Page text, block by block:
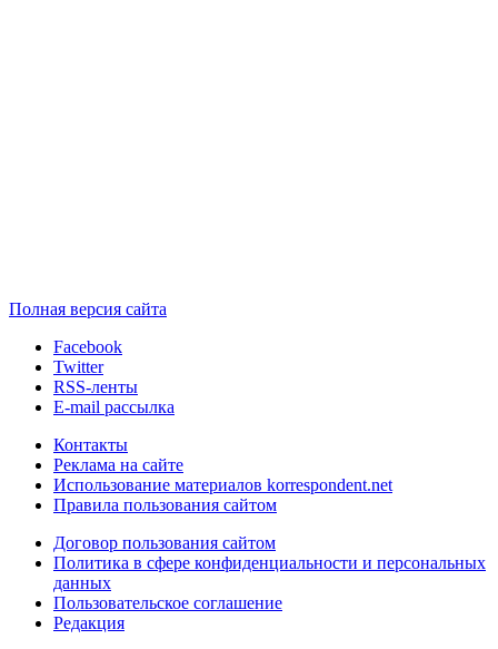
Полная версия сайта
Facebook
Twitter
RSS-ленты
E-mail рассылка
Контакты
Реклама на сайте
Использование материалов korrespondent.net
Правила пользования сайтом
Договор пользования сайтом
Политика в сфере конфиденциальности и персональных
данных
Пользовательское соглашение
Редакция